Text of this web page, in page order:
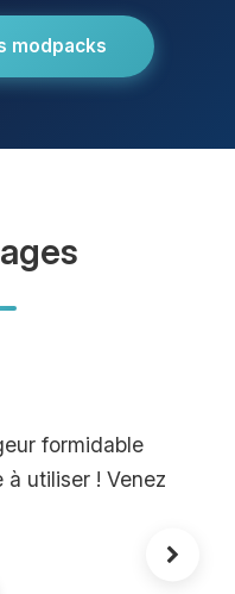
modpacks
formidable
utiliser ! Venez